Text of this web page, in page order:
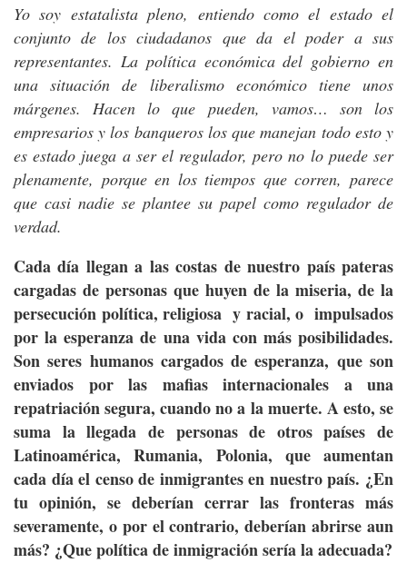
Yo soy estatalista pleno, entiendo como el estado el
conjunto de los ciudadanos que da el poder a sus
representantes. La política económica del gobierno en
una situación de liberalismo económico tiene unos
márgenes. Hacen lo que pueden, vamos… son los
empresarios y los banqueros los que manejan todo esto y
es estado juega a ser el regulador, pero no lo puede ser
plenamente, porque en los tiempos que corren, parece
que casi nadie se plantee su papel como regulador de
verdad.
Cada día llegan a las costas de nuestro país pateras
cargadas de personas que huyen de la miseria, de la
persecución política, religiosa y racial, o impulsados
por la esperanza de una vida con más posibilidades.
Son seres humanos cargados de esperanza, que son
enviados por las mafias internacionales a una
repatriación segura, cuando no a la muerte. A esto, se
suma la llegada de personas de otros países de
Latinoamérica, Rumania, Polonia, que aumentan
cada día el censo de inmigrantes en nuestro país. ¿En
tu opinión, se deberían cerrar las fronteras más
severamente, o por el contrario, deberían abrirse aun
más? ¿Que política de inmigración sería la adecuada?